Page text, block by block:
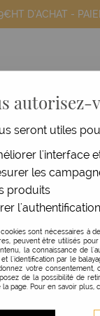
D'ACHAT -
Book
autorisez-
seront utiles
l'interface
les
produits
sont nécessaires à
peuvent être utilisés
la connaissance de
l'identification par le
votre consentement,
de la possibilité de
la page. Pour en savoir plus,